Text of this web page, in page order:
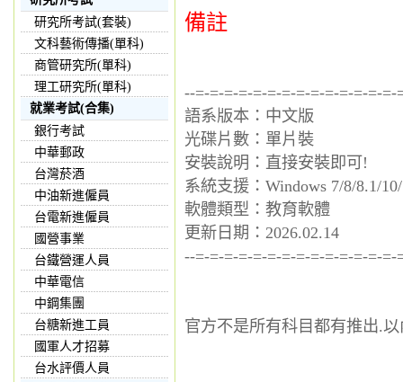
研究所考試(套裝)
文科藝術傳播(單科)
商管研究所(單科)
理工研究所(單科)
就業考試(合集)
銀行考試
中華郵政
台灣菸酒
中油新進僱員
台電新進僱員
國營事業
台鐵營運人員
中華電信
中鋼集團
台糖新進工員
國軍人才招募
台水評價人員
備註
--=-=-=-=-=-=-=-=-=-=-=-=-=-
語系版本：中文版
光碟片數：單片裝
安裝說明：直接安裝即可!
系統支援：Windows 7/8/8.1/
軟體類型：教育軟體
更新日期：2026.02.14
--=-=-=-=-=-=-=-=-=-=-=-=-=-
官方不是所有科目都有推出.